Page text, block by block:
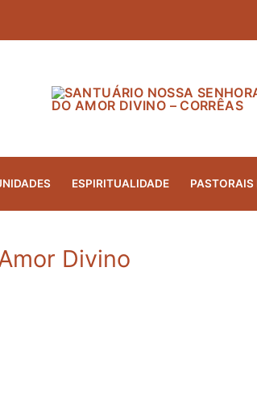
ESPIRITUALIDADE PASTORAIS
Divino